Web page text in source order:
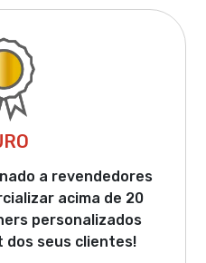
a revendedores
acima de 20
personalizados
dos seus clientes!